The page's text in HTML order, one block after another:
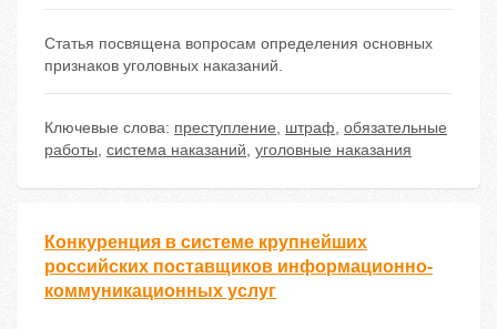
Статья посвящена вопросам определения основных
признаков уголовных наказаний.
Ключевые слова: преступление, штраф, обязательные
работы, система наказаний, уголовные наказания
Конкуренция в системе крупнейших
российских поставщиков информационно-
коммуникационных услуг